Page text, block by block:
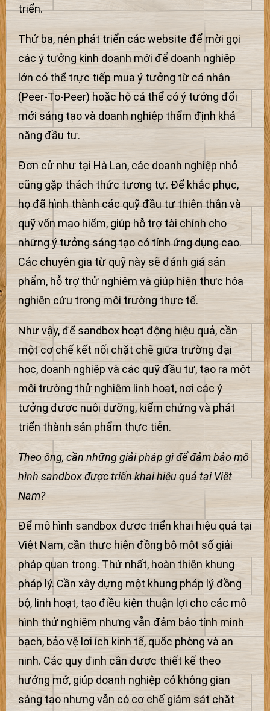
triển.
Thứ ba, nên phát triển các website để mời gọi
các ý tưởng kinh doanh mới để doanh nghiệp
lớn có thể trực tiếp mua ý tưởng từ cá nhân
(Peer-To-Peer) hoặc hộ cá thể có ý tưởng đổi
mới sáng tạo và doanh nghiệp thẩm định khả
năng đầu tư.
Đơn cử như tại Hà Lan, các doanh nghiệp nhỏ
cũng gặp thách thức tương tự. Để khắc phục,
họ đã hình thành các quỹ đầu tư thiên thần và
quỹ vốn mạo hiểm, giúp hỗ trợ tài chính cho
những ý tưởng sáng tạo có tính ứng dụng cao.
Các chuyên gia từ quỹ này sẽ đánh giá sản
phẩm, hỗ trợ thử nghiệm và giúp hiện thực hóa
nghiên cứu trong môi trường thực tế.
Như vậy, để sandbox hoạt động hiệu quả, cần
một cơ chế kết nối chặt chẽ giữa trường đại
học, doanh nghiệp và các quỹ đầu tư, tạo ra một
môi trường thử nghiệm linh hoạt, nơi các ý
tưởng được nuôi dưỡng, kiểm chứng và phát
triển thành sản phẩm thực tiễn.
Theo ông, cần những giải pháp gì để đảm bảo mô
hình sandbox được triển khai hiệu quả tại Việt
Nam?
Để mô hình sandbox được triển khai hiệu quả tại
Việt Nam, cần thực hiện đồng bộ một số giải
pháp quan trọng. Thứ nhất, hoàn thiện khung
pháp lý. Cần xây dựng một khung pháp lý đồng
bộ, linh hoạt, tạo điều kiện thuận lợi cho các mô
hình thử nghiệm nhưng vẫn đảm bảo tính minh
bạch, bảo vệ lợi ích kinh tế, quốc phòng và an
ninh. Các quy định cần được thiết kế theo
hướng mở, giúp doanh nghiệp có không gian
sáng tạo nhưng vẫn có cơ chế giám sát chặt